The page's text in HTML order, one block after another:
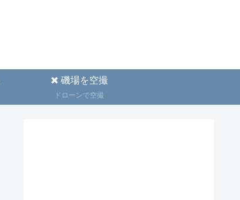
磯場を空撮
ドローンで空撮